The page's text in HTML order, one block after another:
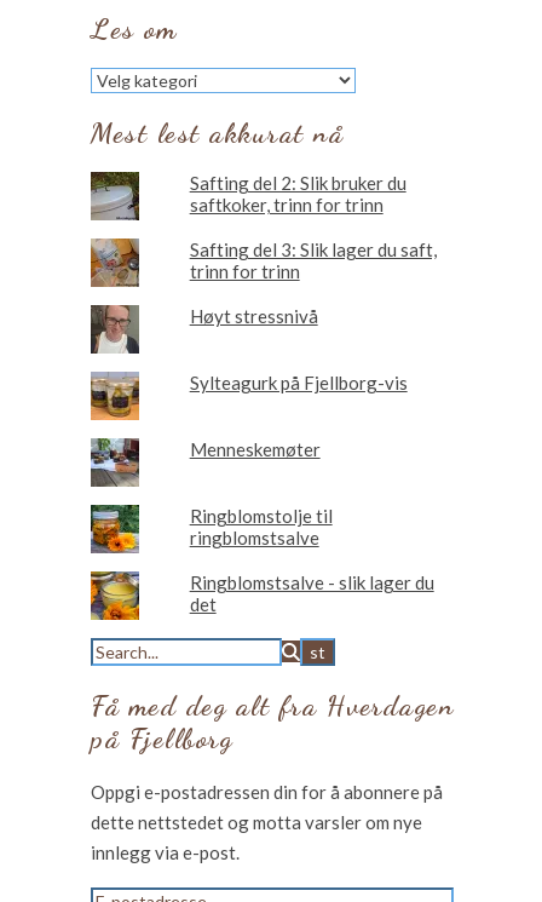
Les om
Les
om
Mest lest akkurat nå
Safting del 2: Slik bruker du
saftkoker, trinn for trinn
Safting del 3: Slik lager du saft,
trinn for trinn
Høyt stressnivå
Sylteagurk på Fjellborg-vis
Menneskemøter
Ringblomstolje til
ringblomstsalve
Ringblomstsalve - slik lager du
det
Få med deg alt fra Hverdagen
på Fjellborg
Oppgi e-postadressen din for å abonnere på
dette nettstedet og motta varsler om nye
innlegg via e-post.